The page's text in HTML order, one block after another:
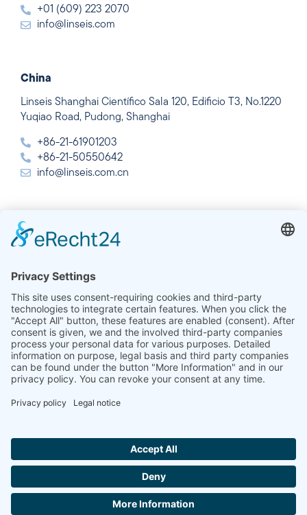
+01 (609) 223 2070
info@linseis.com
China
Linseis Shanghai Científico Sala 120, Edificio T3, No.1220
Yuqiao Road, Pudong, Shanghai
+86-21-61901203
+86-21-50550642
info@linseis.com.cn
India
Linseis Thermal Analysis India Pvt. Ltd. Parcela 65, 2ª
Delhi
+91-11-42883851
sales@linseis.in
EMPRESAIMPRENTA
PROTECCIÓN
DE DATOS
CON
NOSOTROS
Hallo ich bin LINAI! Wie kann ich dir